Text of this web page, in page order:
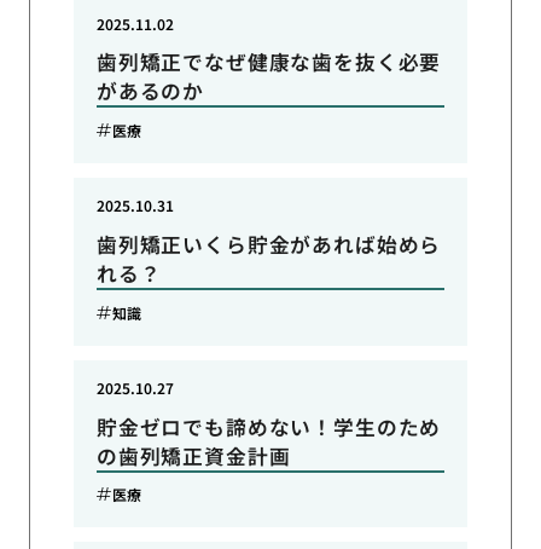
歯列矯正でなぜ健康な歯を抜く必要
があるのか
2025.11.02
医療
歯列矯正いくら貯金があれば始めら
れる？
2025.10.31
知識
貯金ゼロでも諦めない！学生のため
の歯列矯正資金計画
2025.10.27
医療